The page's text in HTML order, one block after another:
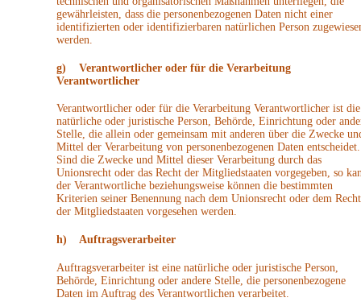
gewährleisten, dass die personenbezogenen Daten nicht einer
identifizierten oder identifizierbaren natürlichen Person
werden.
g) Verantwortlicher oder für die Verarbeitung
Verantwortlicher
Verantwortlicher oder für die Verarbeitung Verantwortlicher ist die
natürliche oder juristische Person, Behörde, Einrichtung oder
Stelle, die allein oder gemeinsam mit anderen über die Zwecke
Mittel der Verarbeitung von personenbezogenen Daten entscheidet.
Sind die Zwecke und Mittel dieser Verarbeitung durch das
Unionsrecht oder das Recht der Mitgliedstaaten vorgegeben, so
der Verantwortliche beziehungsweise können die bestimmten
Kriterien seiner Benennung nach dem Unionsrecht oder dem Recht
der Mitgliedstaaten vorgesehen werden.
h) Auftragsverarbeiter
Auftragsverarbeiter ist eine natürliche oder juristische Person,
Behörde, Einrichtung oder andere Stelle, die personenbezogene
Daten im Auftrag des Verantwortlichen verarbeitet.